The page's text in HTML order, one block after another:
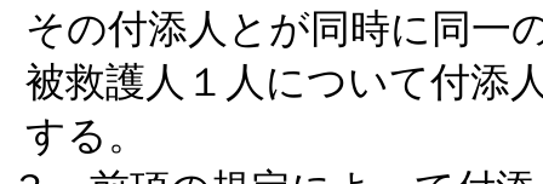
その付添人とが同時に同一
被救護人１人について付添
する。